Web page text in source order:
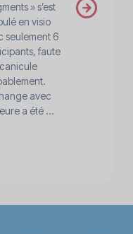
» s’est
en visio
seulement 6
faute
avec
a été ...
l’AQM
fait évoluer
next